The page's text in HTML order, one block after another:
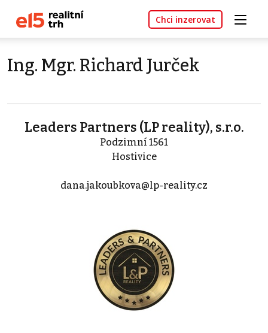
Chci inzerovat
Ing. Mgr. Richard Jurček
Leaders Partners (LP reality), s.r.o.
Podzimní 1561
Hostivice
dana.jakoubkova@lp-reality.cz